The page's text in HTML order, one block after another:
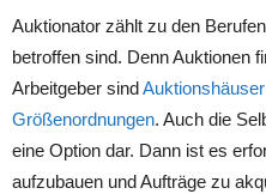
Auktionator zählt zu den
betroffen sind. Denn Auktionen
Arbeitgeber sind
Größenordnungen. Auch die
eine Option dar. Dann ist es
aufzubauen und Aufträge zu